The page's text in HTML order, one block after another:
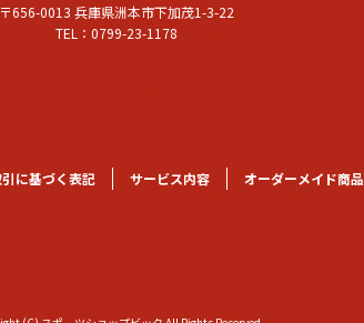
に基づく表記 サービス内容 オーダーメイド商品
〒656-0013 兵庫県洲本市下加茂1-3-22
TEL：0799-23-1178